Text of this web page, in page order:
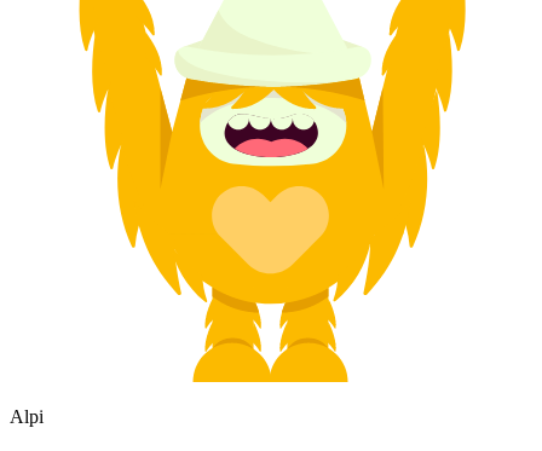
Alpi